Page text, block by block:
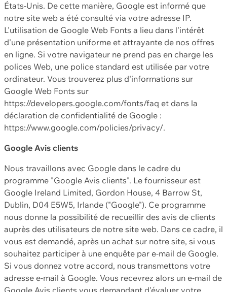
États-Unis. De cette manière, Google est informé que
notre site web a été consulté via votre adresse IP.
L'utilisation de Google Web Fonts a lieu dans l'intérêt
d'une présentation uniforme et attrayante de nos offres
en ligne. Si votre navigateur ne prend pas en charge les
polices Web, une police standard est utilisée par votre
ordinateur. Vous trouverez plus d'informations sur
Google Web Fonts sur
https://developers.google.com/fonts/faq et dans la
déclaration de confidentialité de Google :
https://www.google.com/policies/privacy/.
Google Avis clients
Nous travaillons avec Google dans le cadre du
programme "Google Avis clients". Le fournisseur est
Google Ireland Limited, Gordon House, 4 Barrow St,
Dublin, D04 E5W5, Irlande ("Google"). Ce programme
nous donne la possibilité de recueillir des avis de clients
auprès des utilisateurs de notre site web. Dans ce cadre, il
vous est demandé, après un achat sur notre site, si vous
souhaitez participer à une enquête par e-mail de Google.
Si vous donnez votre accord, nous transmettons votre
adresse e-mail à Google. Vous recevrez alors un e-mail de